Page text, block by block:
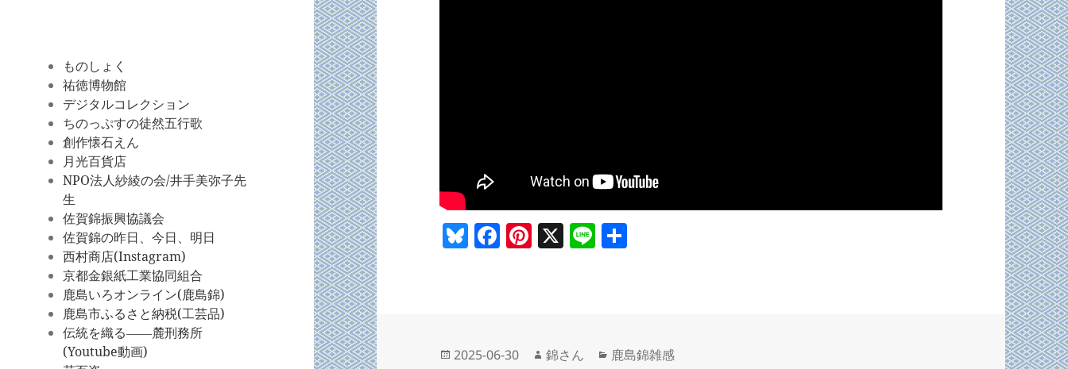
ものしょく
祐徳博物館
デジタルコレクション
ちのっぷすの徒然五行歌
創作懐石えん
月光百貨店
NPO法人紗綾の会/井手美弥子先
生
佐賀錦振興協議会
佐賀錦の昨日、今日、明日
西村商店(Instagram)
京都金銀紙工業協同組合
鹿島いろオンライン(鹿島錦)
鹿島市ふるさと納税(工芸品)
伝統を織る――麓刑務所
(Youtube動画)
Bl F
o
Pi X Li
投
2025-06-30
作
錦さん
カ
鹿島錦雑感